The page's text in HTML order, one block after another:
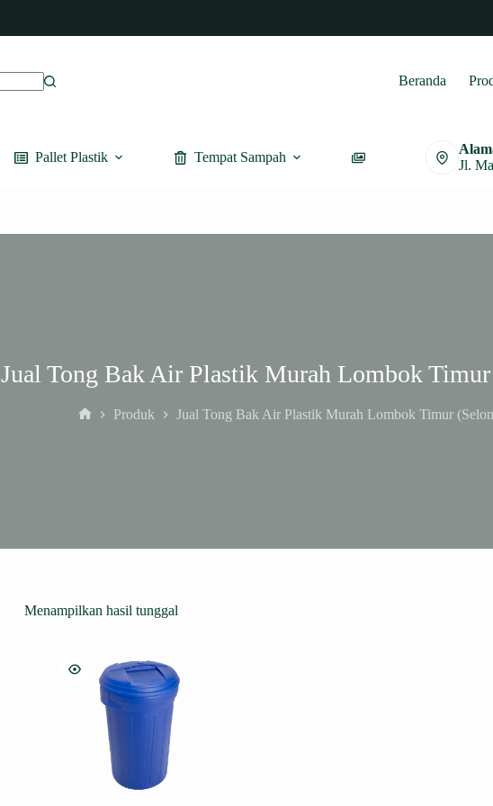
Beranda
Pallet Plastik Tempat Sampah
Jl.
Jual Tong Bak Air Plastik Murah Lombok
Produk Jual Tong Bak Air Plastik Murah Lombok Timur
Menampilkan hasil tunggal